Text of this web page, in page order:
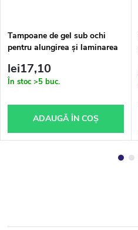
Tampoane de gel sub ochi
pentru alungirea și laminarea
lei17,10
În stoc >5 buc.
ADAUGĂ ÎN COŞ